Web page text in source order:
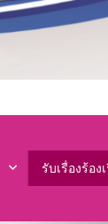
รับเรื่องร้อง